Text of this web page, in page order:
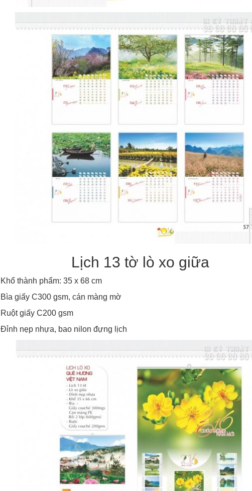
Lịch 13 tờ lò xo giữa
Khổ thành phẩm: 35 x 68 cm
Bìa giấy C300 gsm, cán màng mờ
Ruột giấy C200 gsm
Đỉnh nẹp nhựa, bao nilon đựng lịch